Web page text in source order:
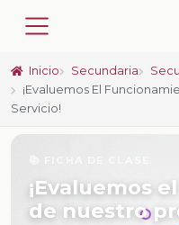
Inicio Secundaria
¡Evaluemos El
Servicio!
¡Evaluemos
de nuestro